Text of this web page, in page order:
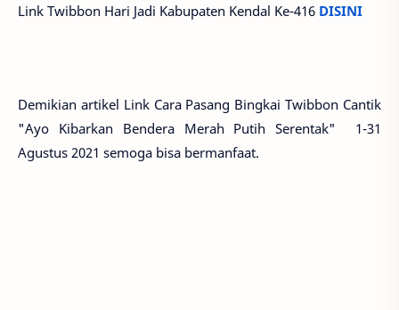
Link Twibbon Hari Jadi Kabupaten Kendal Ke-416 DISINI
Demikian artikel Link Cara Pasang Bingkai Twibbon Cantik
"Ayo Kibarkan Bendera Merah Putih Serentak" 1-31
Agustus 2021 semoga bisa bermanfaat.